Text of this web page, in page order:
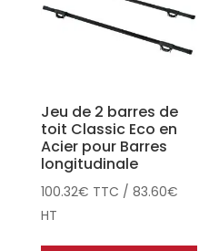
Jeu de 2 barres de
toit Classic Eco en
Acier pour Barres
longitudinale
100.32€ TTC / 83.60€
HT